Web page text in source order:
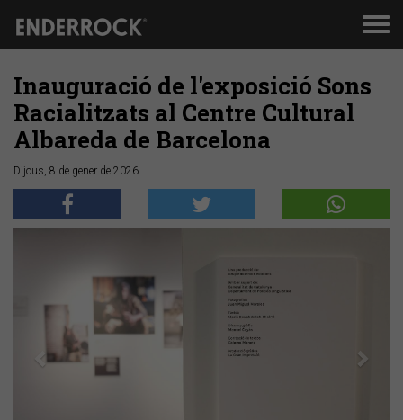
Inauguració de l'exposició Sons
Racialitzats al Centre Cultural
Albareda de Barcelona
Dijous, 8 de gener de 2026
Anterior